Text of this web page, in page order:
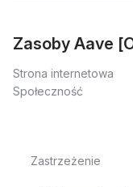
Zasoby Aave
Strona internetowa
Społeczność
Zastrzeżenie